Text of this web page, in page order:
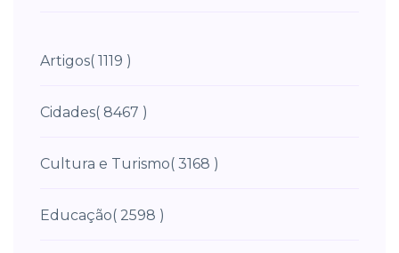
Artigos( 1119 )
Cidades( 8467 )
Cultura e Turismo( 3168 )
Educação( 2598 )